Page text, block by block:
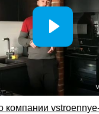
компании